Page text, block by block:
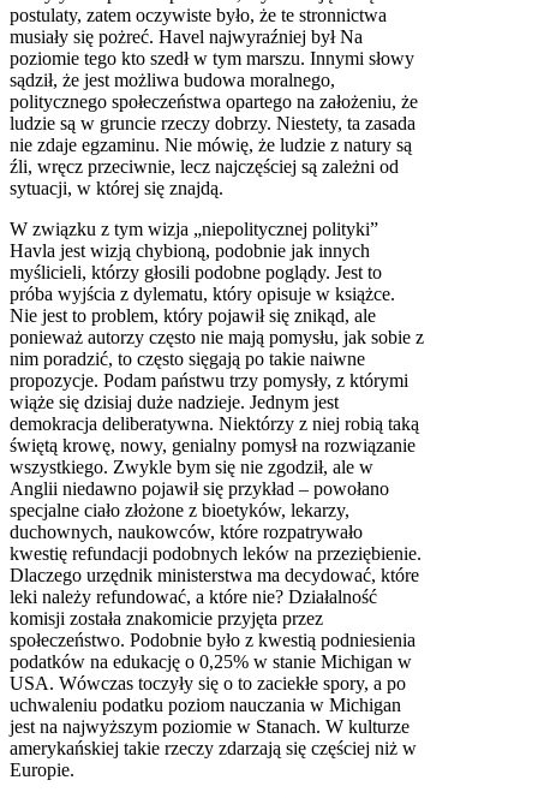
postulaty, zatem oczywiste było, że te stronnictwa
musiały się pożreć. Havel najwyraźniej był Na
poziomie tego kto szedł w tym marszu. Innymi słowy
sądził, że jest możliwa budowa moralnego,
politycznego społeczeństwa opartego na założeniu, że
ludzie są w gruncie rzeczy dobrzy. Niestety, ta zasada
nie zdaje egzaminu. Nie mówię, że ludzie z natury są
źli, wręcz przeciwnie, lecz najczęściej są zależni od
sytuacji, w której się znajdą.
W związku z tym wizja „niepolitycznej polityki”
Havla jest wizją chybioną, podobnie jak innych
myślicieli, którzy głosili podobne poglądy. Jest to
próba wyjścia z dylematu, który opisuje w książce.
Nie jest to problem, który pojawił się znikąd, ale
ponieważ autorzy często nie mają pomysłu, jak sobie z
nim poradzić, to często sięgają po takie naiwne
propozycje. Podam państwu trzy pomysły, z którymi
wiąże się dzisiaj duże nadzieje. Jednym jest
demokracja deliberatywna. Niektórzy z niej robią taką
świętą krowę, nowy, genialny pomysł na rozwiązanie
wszystkiego. Zwykle bym się nie zgodził, ale w
Anglii niedawno pojawił się przykład – powołano
specjalne ciało złożone z bioetyków, lekarzy,
duchownych, naukowców, które rozpatrywało
kwestię refundacji podobnych leków na przeziębienie.
Dlaczego urzędnik ministerstwa ma decydować, które
leki należy refundować, a które nie? Działalność
komisji została znakomicie przyjęta przez
społeczeństwo. Podobnie było z kwestią podniesienia
podatków na edukację o 0,25% w stanie Michigan w
USA. Wówczas toczyły się o to zaciekłe spory, a po
uchwaleniu podatku poziom nauczania w Michigan
jest na najwyższym poziomie w Stanach. W kulturze
amerykańskiej takie rzeczy zdarzają się częściej niż w
Europie.